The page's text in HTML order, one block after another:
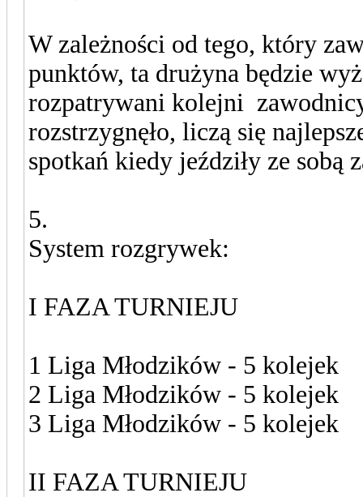
W zależności od tego, który
punktów, ta drużyna będzie
rozpatrywani kolejni
rozstrzygnęło, liczą się
spotkań kiedy jeździły ze sobą
5.
System rozgrywek:
I FAZA TURNIEJU
1 Liga Młodzików - 5 kolejek
2 Liga Młodzików - 5 kolejek
3 Liga Młodzików - 5 kolejek
II FAZA TURNIEJU